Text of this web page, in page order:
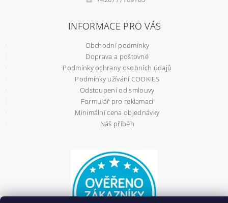
INFORMACE PRO VÁS
Obchodní podmínky
Doprava a poštovné
Podmínky ochrany osobních údajů
Podmínky užívání COOKIES
Odstoupení od smlouvy
Formulář pro reklamaci
Minimální cena objednávky
Náš příběh